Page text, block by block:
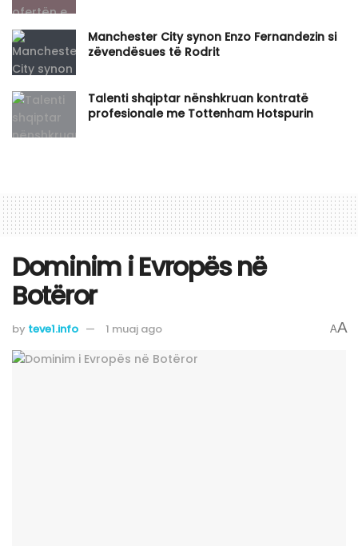
Manchester City synon Enzo Fernandezin si
zëvendësues të Rodrit
Talenti shqiptar nënshkruan kontratë
profesionale me Tottenham Hotspurin
Dominim i Evropës në
Botëror
by teve1.info 1 muaj ago AA